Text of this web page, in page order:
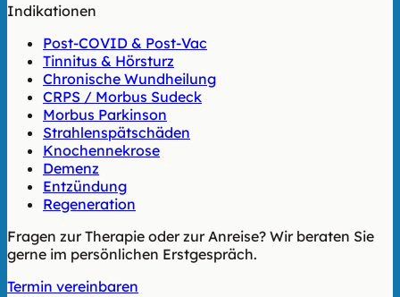
Indikationen
Post-COVID & Post-Vac
Tinnitus & Hörsturz
Chronische Wundheilung
CRPS / Morbus Sudeck
Morbus Parkinson
Strahlenspätschäden
Knochennekrose
Demenz
Entzündung
Regeneration
Fragen zur Therapie oder zur Anreise? Wir beraten Sie
gerne im persönlichen Erstgespräch.
Termin vereinbaren